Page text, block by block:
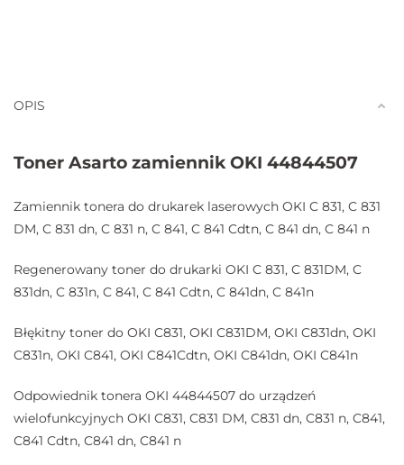
OPIS
Toner Asarto zamiennik OKI 44844507
Zamiennik tonera do drukarek laserowych OKI C 831, C 831
DM, C 831 dn, C 831 n, C 841, C 841 Cdtn, C 841 dn, C 841 n
Regenerowany toner do drukarki OKI C 831, C 831DM, C
831dn, C 831n, C 841, C 841 Cdtn, C 841dn, C 841n
Błękitny toner do OKI C831, OKI C831DM, OKI C831dn, OKI
C831n, OKI C841, OKI C841Cdtn, OKI C841dn, OKI C841n
Odpowiednik tonera OKI 44844507 do urządzeń
wielofunkcyjnych OKI C831, C831 DM, C831 dn, C831 n, C841,
C841 Cdtn, C841 dn, C841 n